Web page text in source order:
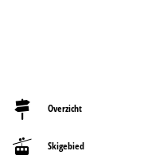
Overzicht
Skigebied